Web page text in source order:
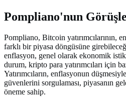
Pompliano'nun
Pompliano, Bitcoin yatırımcılarının,
farklı bir piyasa döngüsüne
enflasyon, genel olarak ekonomik
durum, kripto para yatırımcıları için
Yatırımcıların, enflasyonun
güvenlerini sorgulaması, piyasanın
öneme sahip.